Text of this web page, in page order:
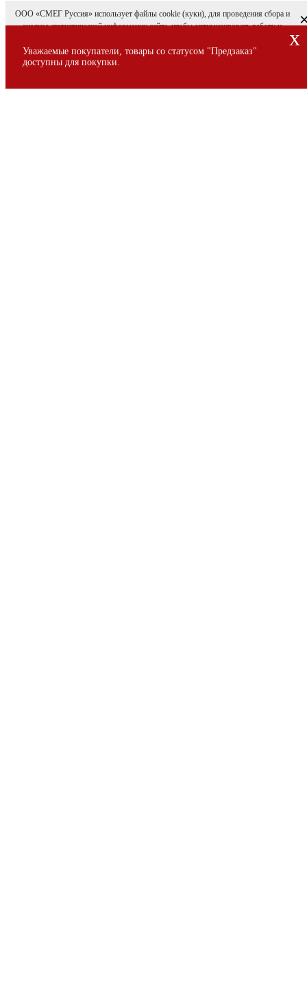
x
Уважаемые покупатели, товары со статусом "Предзаказ"
доступны для покупки.
О компании Smeg
Доставка и оплата
Сервис
ООО «СМЕГ Руссия» использует файлы cookie (куки), для проведения сбора и
анализа статистической информации сайта, чтобы оптимизировать работу и
пользоваться сайтомsmeg-store.ru, вы даетесогласие на использование файлы
cookie (куки). Подробнее о том, как мы используем эти данные, можно узнать в